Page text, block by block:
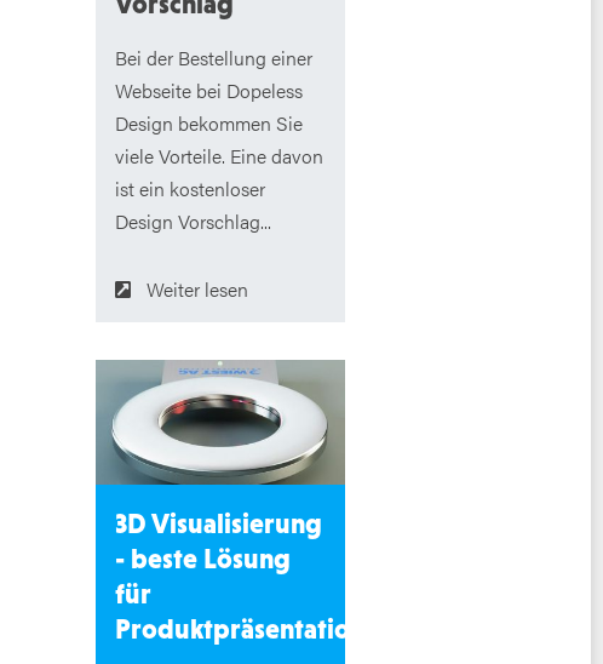
Bei der Bestellung einer
Webseite bei Dopeless
Design bekommen Sie
viele Vorteile. Eine davon
ist ein kostenloser
Design Vorschlag...
Weiter lesen
3D Visualisierung
- beste Lösung
für
Produktpräsentation